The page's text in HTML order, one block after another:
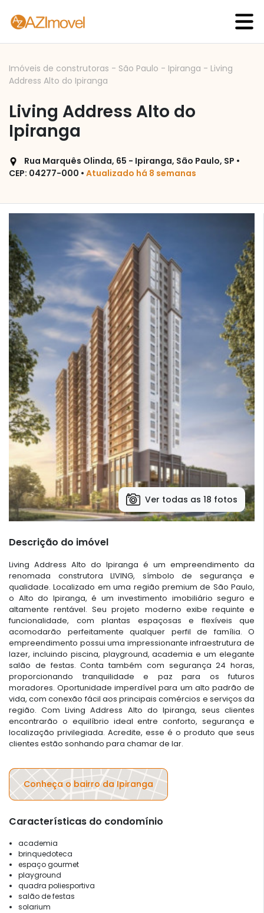
Imóveis de construtoras - São Paulo - Ipiranga - Living
Address Alto do Ipiranga
Living Address Alto do
Ipiranga
Rua Marquês Olinda, 65 - Ipiranga, São Paulo, SP •
CEP: 04277-000 • Atualizado há 8 semanas
Ver todas as 18 fotos
Descrição do imóvel
Living Address Alto do Ipiranga é um empreendimento da
renomada construtora LIVING, símbolo de segurança e
qualidade. Localizado em uma região premium de São Paulo,
o Alto do Ipiranga, é um investimento imobiliário seguro e
altamente rentável. Seu projeto moderno exibe requinte e
funcionalidade, com plantas espaçosas e flexíveis que
acomodarão perfeitamente qualquer perfil de família. O
empreendimento possui uma impressionante infraestrutura de
lazer, incluindo piscina, playground, academia e um elegante
salão de festas. Conta também com segurança 24 horas,
proporcionando tranquilidade e paz para os futuros
moradores. Oportunidade imperdível para um alto padrão de
vida, com conexão fácil aos principais comércios e serviços da
região. Com Living Address Alto do Ipiranga, seus clientes
encontrarão o equilíbrio ideal entre conforto, segurança e
localização privilegiada. Acredite, esse é o produto que seus
clientes estão sonhando para chamar de lar.
Conheça o bairro da Ipiranga
Características do condomínio
academia
brinquedoteca
espaço gourmet
playground
quadra poliesportiva
salão de festas
solarium